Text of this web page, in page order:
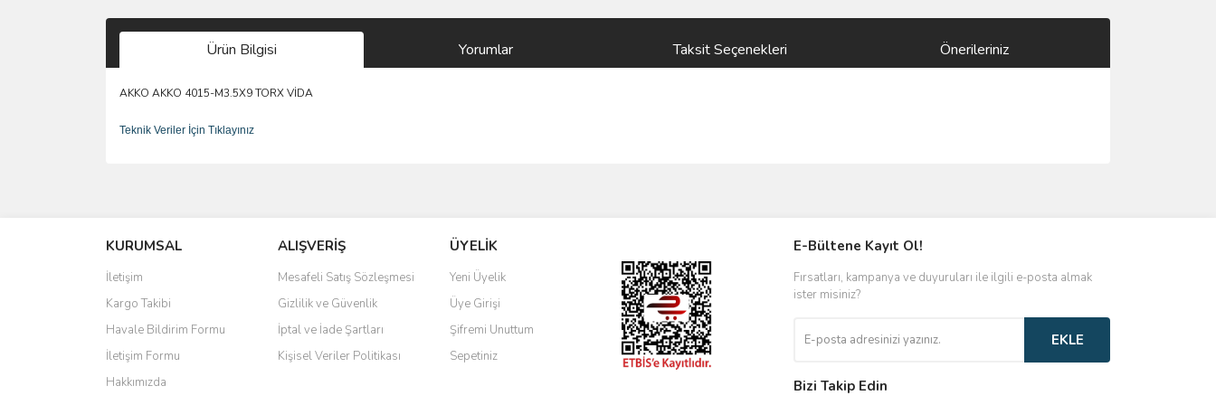
Ürün Bilgisi Yorumlar Taksit Seçenekleri Önerileriniz
AKKO AKKO 4015-M3.5X9 TORX VİDA
Teknik Veriler İçin Tıklayınız
Yorum Yaz
Ürün resmi kalitesiz, bozuk veya görüntülenemiyor.
Ürün açıklamasında eksik bilgiler bulunuyor.
Ürün bilgilerinde hatalar bulunuyor.
Ürün fiyatı diğer sitelerden daha pahalı.
Bu ürüne benzer farklı alternatifler olmalı.
KURUMSAL
İletişim
Kargo Takibi
Havale Bildirim Formu
İletişim Formu
Hakkımızda
ALIŞVERİŞ
Mesafeli Satış Sözleşmesi
Gizlilik ve Güvenlik
İptal ve İade Şartları
Kişisel Veriler Politikası
ÜYELİK
Yeni Üyelik
Üye Girişi
Şifremi Unuttum
Sepetiniz
E-Bültene Kayıt Ol!
Fırsatları, kampanya ve duyuruları ile ilgili e-posta almak
ister misiniz?
EKLE
Bizi Takip Edin